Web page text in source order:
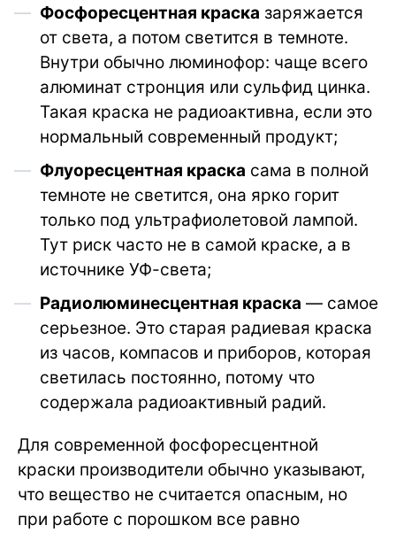
Фосфоресцентная краска заряжается
от света, а потом светится в темноте.
Внутри обычно люминофор: чаще всего
алюминат стронция или сульфид цинка.
Такая краска не радиоактивна, если это
нормальный современный продукт;
Флуоресцентная краска сама в полной
темноте не светится, она ярко горит
только под ультрафиолетовой лампой.
Тут риск часто не в самой краске, а в
источнике УФ-света;
Радиолюминесцентная краска — самое
серьезное. Это старая радиевая краска
из часов, компасов и приборов, которая
светилась постоянно, потому что
содержала радиоактивный радий.
Для современной фосфоресцентной
краски производители обычно указывают,
что вещество не считается опасным, но
при работе с порошком все равно